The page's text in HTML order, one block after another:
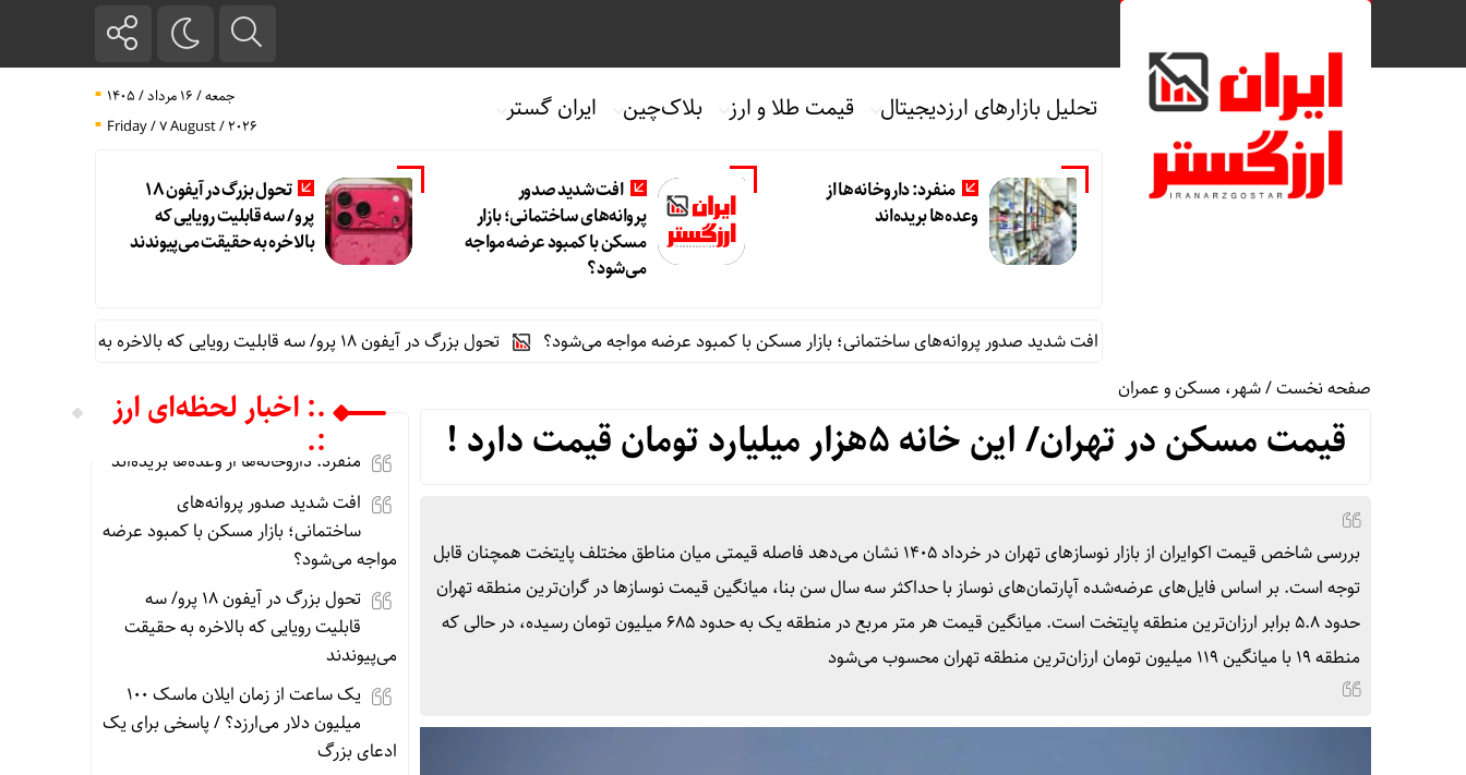
تحلیل بازارهای ارزدیجیتال قیمت طلا و ارز بلاک‌چین ایران گستر
جمعه / ۱۶ مرداد / ۱۴۰۵
Friday / 7 August / 2026
منفرد: داروخانه‌ها از
وعده‌ها بریده‌اند
افت شدید صدور
پروانه‌های ساختمانی؛ بازار
مسکن با کمبود عرضه مواجه
می‌شود؟
تحول بزرگ در آیفون ۱۸
پرو/ سه قابلیت رویایی که
بالاخره به حقیقت می‌پیوندند
افت شدید صدور پروانه‌های ساختمانی؛ بازار مسکن با کمبود عرضه مواجه می‌شود؟
تحول بزرگ در آیفون ۱۸ پرو/ سه قابلیت رویایی که بالاخره به حقیقت می‌پیوندند
صفحه نخست/شهر، مسکن و عمران
قیمت مسکن در تهران/ این خانه 5هزار میلیارد تومان قیمت دارد !
بررسی شاخص قیمت اکوایران از بازار نوسازهای تهران در خرداد ۱۴۰۵ نشان می‌دهد فاصله قیمتی میان مناطق مختلف پایتخت همچنان قابل
توجه است. بر اساس فایل‌های عرضه‌شده آپارتمان‌های نوساز با حداکثر سه سال سن بنا، میانگین قیمت نوسازها در گران‌ترین منطقه تهران
حدود ۵.۸ برابر ارزان‌ترین منطقه پایتخت است. میانگین قیمت هر متر مربع در منطقه یک به حدود ۶۸۵ میلیون تومان رسیده، در حالی که
منطقه ۱۹ با میانگین ۱۱۹ میلیون تومان ارزان‌ترین منطقه تهران محسوب می‌شود
.: اخبار لحظه‌ای ارز
:.
منفرد: داروخانه‌ها از وعده‌ها بریده‌اند
افت شدید صدور پروانه‌های
ساختمانی؛ بازار مسکن با کمبود عرضه
مواجه می‌شود؟
تحول بزرگ در آیفون ۱۸ پرو/ سه
قابلیت رویایی که بالاخره به حقیقت
می‌پیوندند
یک ساعت از زمان ایلان ماسک ۱۰۰
میلیون دلار می‌ارزد؟ / پاسخی برای یک
ادعای بزرگ